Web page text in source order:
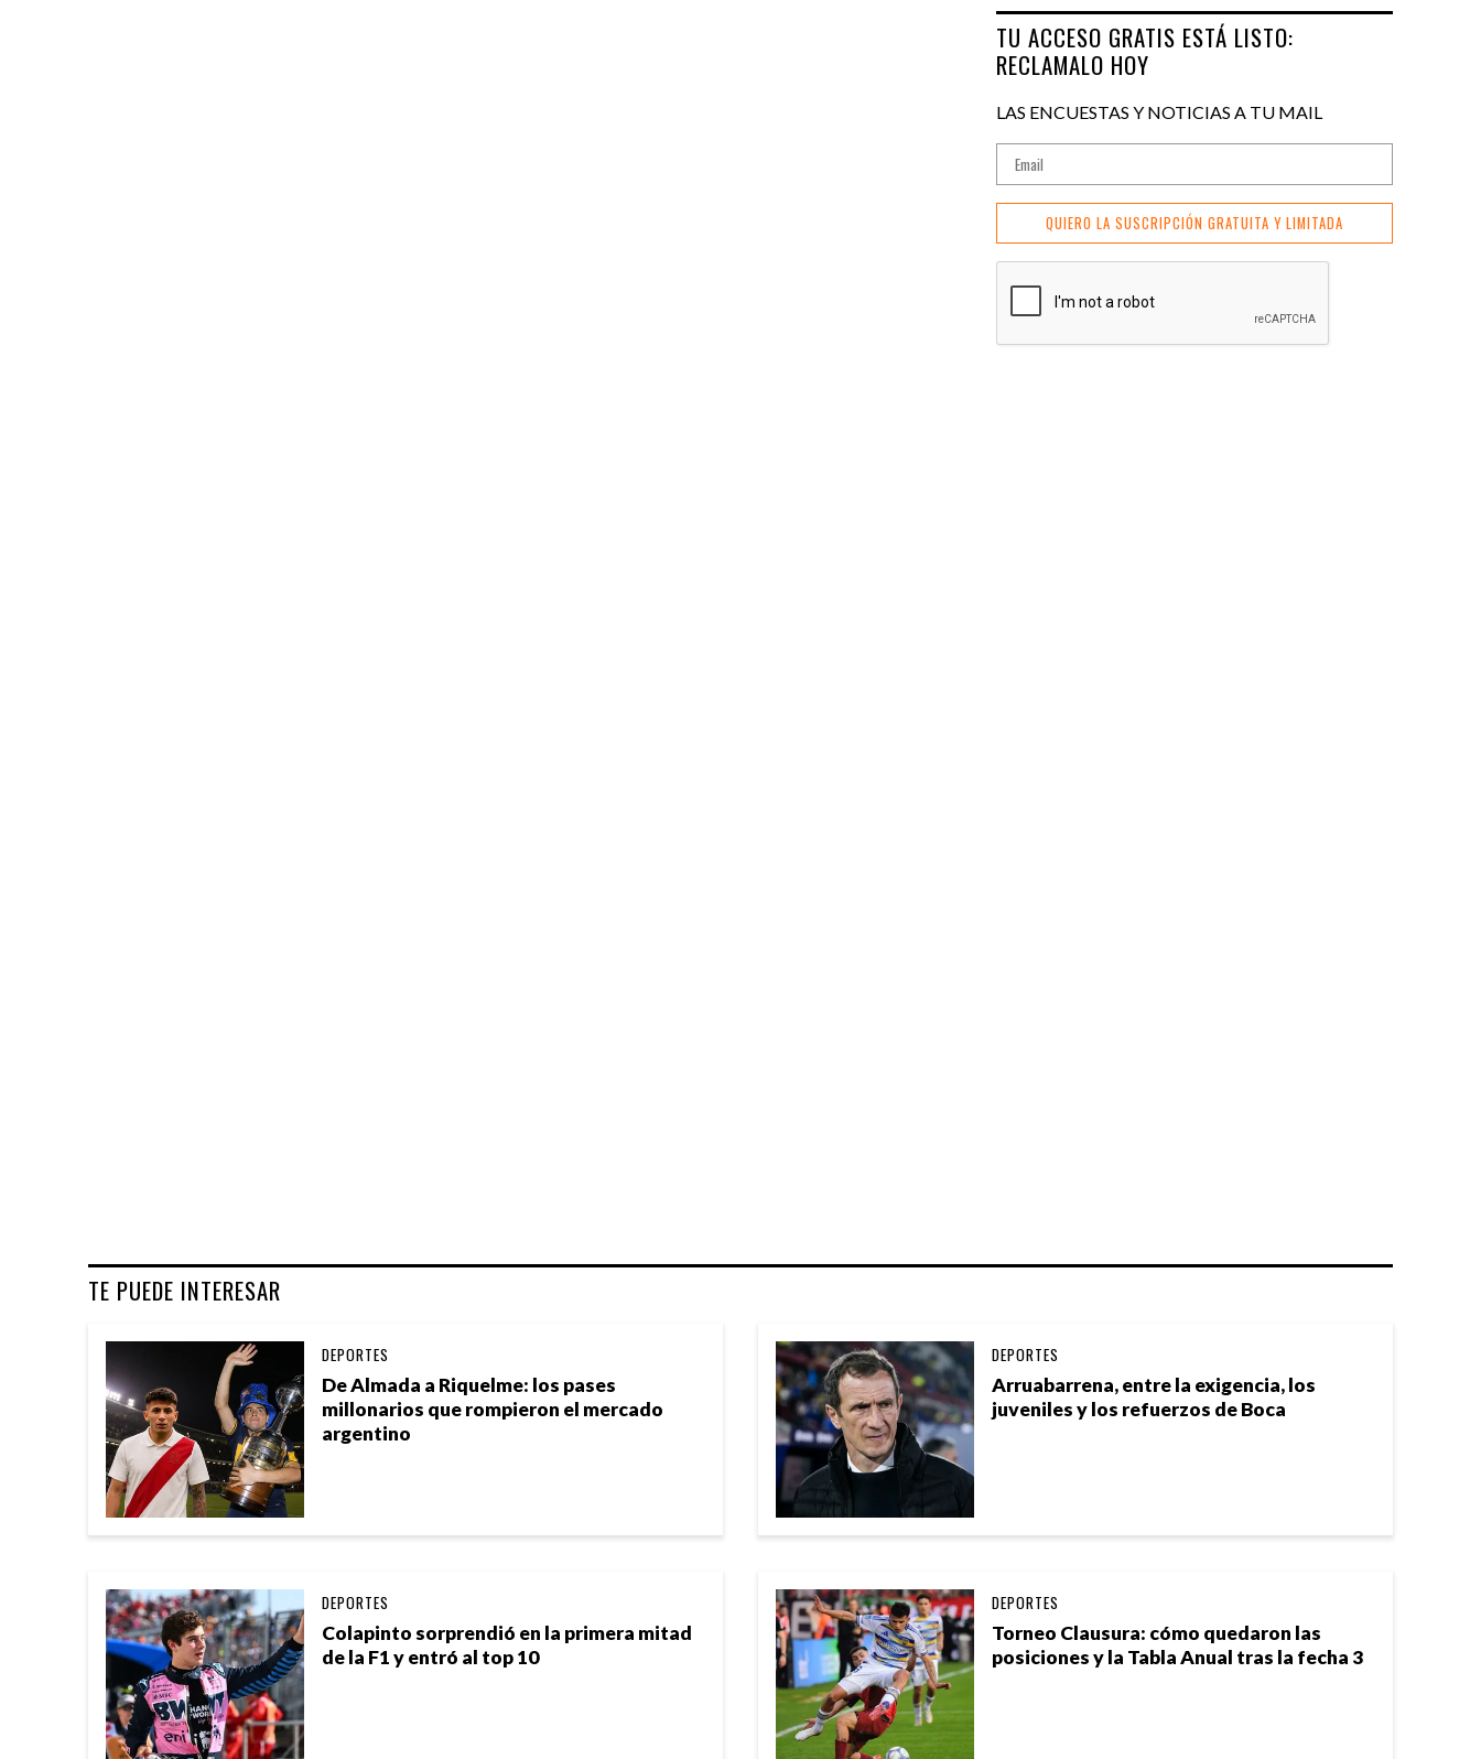
TE PUEDE INTERESAR
De Almada a Riquelme: los pases
millonarios que rompieron el mercado
argentino
DEPORTES
Arruabarrena, entre la exigencia, los
juveniles y los refuerzos de Boca
DEPORTES
Colapinto sorprendió en la primera mitad
de la F1 y entró al top 10
DEPORTES
Torneo Clausura: cómo quedaron las
posiciones y la Tabla Anual tras la fecha 3
DEPORTES
TU ACCESO GRATIS ESTÁ LISTO:
RECLAMALO HOY
LAS ENCUESTAS Y NOTICIAS A TU MAIL
QUIERO LA SUSCRIPCIÓN GRATUITA Y LIMITADA